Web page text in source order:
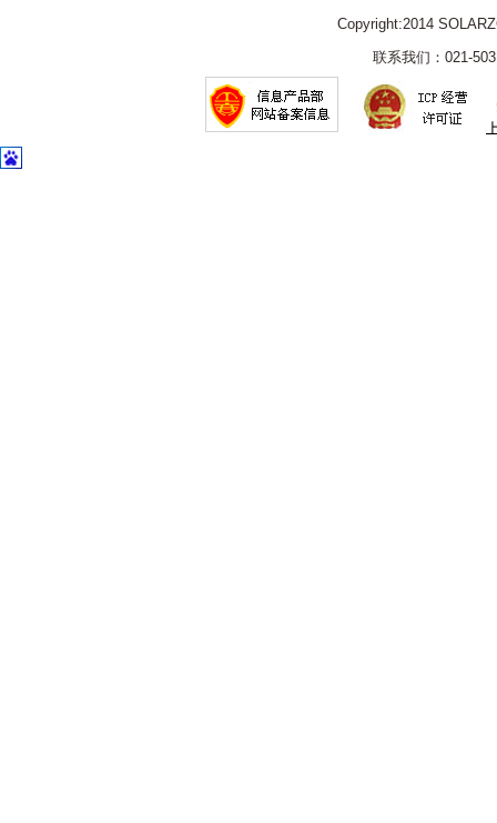
Copyright:2014
联系我们：021-